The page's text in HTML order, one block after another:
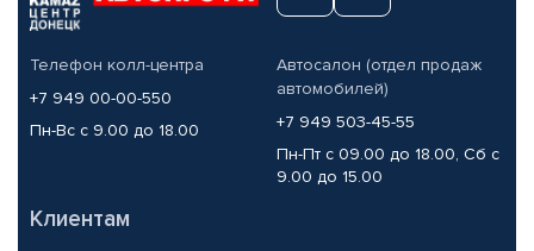
Телефон колл-центра
+7 949 00-00-550
Пн-Вс с 9.00 до 18.00
Автосалон (отдел продаж
автомобилей)
+7 949 503-45-55
Пн-Пт с 09.00 до 18.00, Сб с
9.00 до 15.00
Клиентам